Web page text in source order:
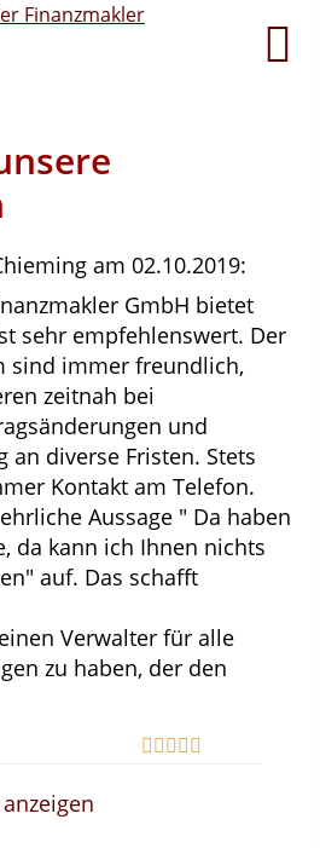
am 02.10.2019:
GmbH bietet
sehr empfehlenswert. Der
sind immer freundlich,
zeitnah bei
und
an diverse Fristen. Stets
Kontakt am Telefon.
Aussage " Da haben
da kann ich Ihnen nichts
auf. Das schafft
Verwalter für alle
zu haben, der den